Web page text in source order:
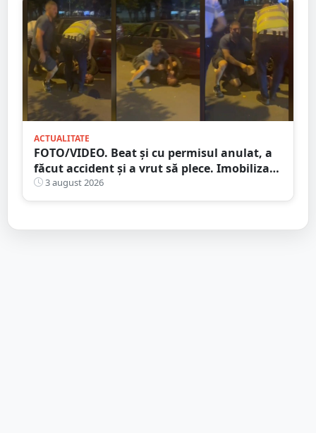
ACTUALITATE
FOTO/VIDEO. Beat și cu permisul anulat, a
făcut accident și a vrut să plece. Imobilizat
de trecători
3 august 2026